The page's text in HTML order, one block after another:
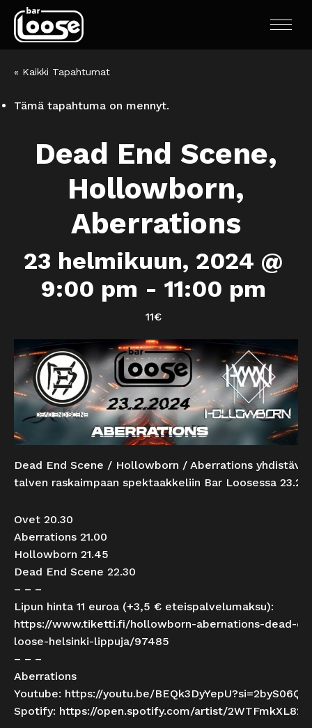
« Kaikki Tapahtumat
Tämä tapahtuma on mennyt.
Dead End Scene,
Hollowborn,
Aberrations
23 helmikuun, 2024 @
9:00 pm - 11:00 pm
11€
Dead End Scene / Hollowborn / Aberrations
talven raskaimpaan spektaakkeliin Bar Loosessa
Ovet 20.30
Aberrations 21.00
Hollowborn 21.45
Dead End Scene 22.30
– – –
Lipun hinta 11 euroa (+3,5 € eteispalvelumaksu):
https://www.tiketti.fi/hollowborn-abernations-dead-
loose-helsinki-lippuja/97485
– – –
Aberrations
Youtube: https://youtu.be/
Spotify: https://open.spotify.com/artist/